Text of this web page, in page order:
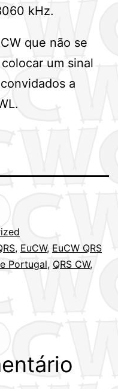
kHz.
que não se
um sinal
a
, EuCW, EuCW QRS
Portugal, QRS CW,